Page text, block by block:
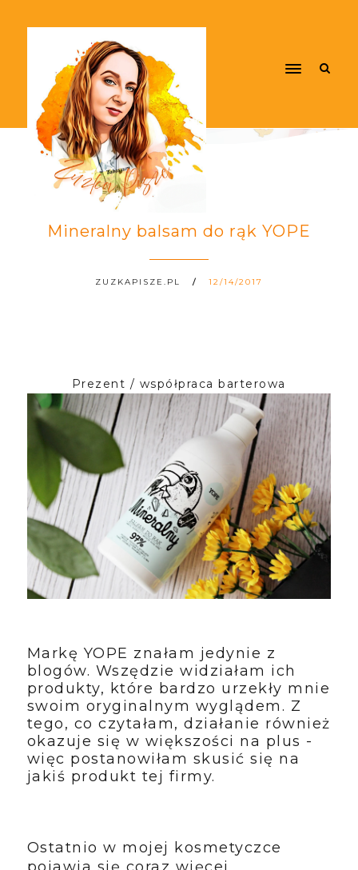
Mineralny balsam do rąk YOPE
ZUZKAPISZE.PL 12/14/2017
Prezent / współpraca barterowa
Markę YOPE znałam jedynie z
blogów. Wszędzie widziałam ich
produkty, które bardzo urzekły mnie
swoim oryginalnym wyglądem. Z
tego, co czytałam, działanie również
okazuje się w większości na plus -
więc postanowiłam skusić się na
jakiś produkt tej firmy.
Ostatnio w mojej kosmetyczce
pojawia się coraz więcej